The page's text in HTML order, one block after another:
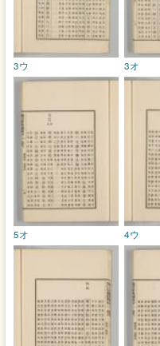
3オ
3ウ
4ウ
5オ